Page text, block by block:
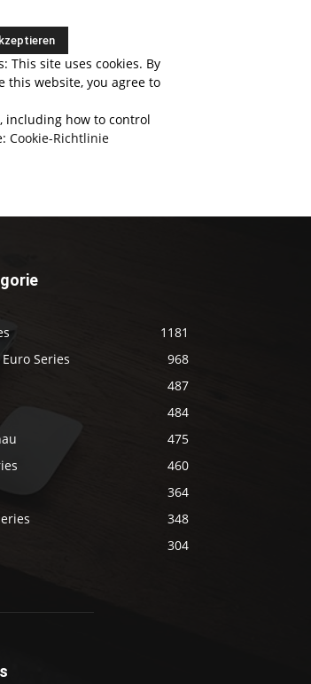
This site uses cookies. By
this website, you agree to
including how to control
Cookie-Richtlinie
1181
Series
968
487
484
475
460
364
348
304